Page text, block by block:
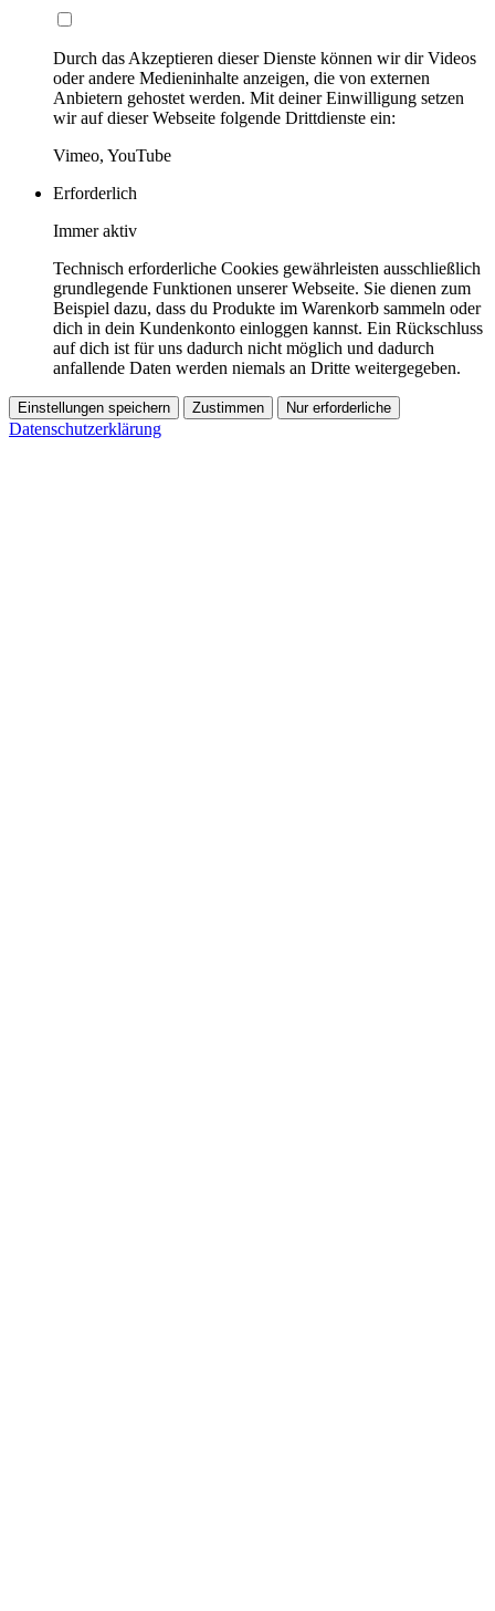
Durch das Akzeptieren dieser Dienste können wir dir Videos
oder andere Medieninhalte anzeigen, die von externen
Anbietern gehostet werden. Mit deiner Einwilligung setzen
wir auf dieser Webseite folgende Drittdienste ein:
Vimeo, YouTube
Erforderlich
Immer aktiv
Technisch erforderliche Cookies gewährleisten ausschließlich
grundlegende Funktionen unserer Webseite. Sie dienen zum
Beispiel dazu, dass du Produkte im Warenkorb sammeln oder
dich in dein Kundenkonto einloggen kannst. Ein Rückschluss
auf dich ist für uns dadurch nicht möglich und dadurch
anfallende Daten werden niemals an Dritte weitergegeben.
Einstellungen speichern Zustimmen Nur erforderliche
Datenschutzerklärung